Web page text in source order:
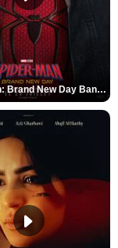
Spider-Man: Brand New Day Bande-annonce VO STFR